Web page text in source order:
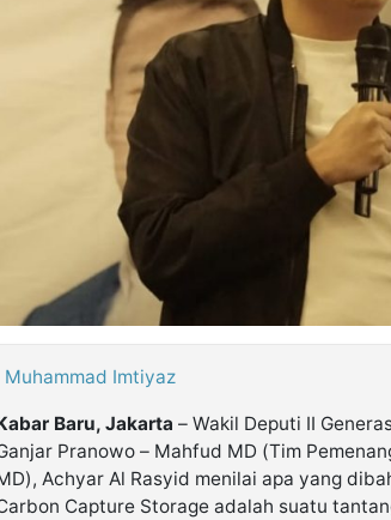
Muhammad Imtiyaz
Baru, Jakarta – Wakil Deputi II
Pranowo – Mahfud MD (Tim
Achyar Al Rasyid menilai apa yang
Capture Storage adalah suatu